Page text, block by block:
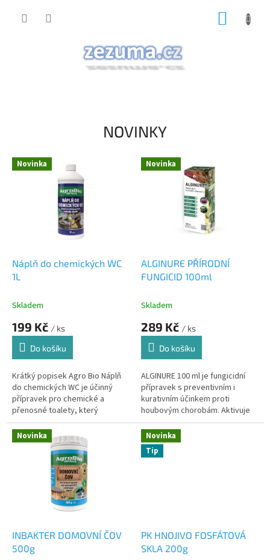
NOVINKY
Novinka
Náplň do chemických WC
1L
Skladem
199 Kč / ks
Do košíku
Krátký popisek Agro Bio Náplň
do chemických WC je účinný
přípravek pro chemické a
přenosné toalety, který
urychluje rozklad odpadu,
omezuje tvorbu plynů a
spolehlivě...
Novinka
ALGINURE PŘÍRODNÍ
FUNGICID 100ml
Skladem
289 Kč / ks
Do košíku
ALGINURE 100 ml je fungicidní
přípravek s preventivním i
kurativním účinkem proti
houbovým chorobám. Aktivuje
přirozenou obranyschopnost
rostlin a pomáhá chránit révu,
zeleninu,...
Novinka
INBAKTER DOMOVNÍ ČOV
500g
Novinka
Tip
PK HNOJIVO FOSFÁTOVÁ
SKLA 200g